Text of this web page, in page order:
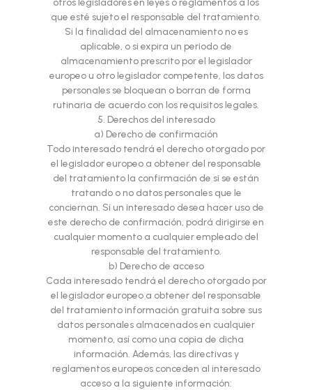
otros legisladores en leyes o reglamentos a los
que esté sujeto el responsable del tratamiento.
Si la finalidad del almacenamiento no es
aplicable, o si expira un periodo de
almacenamiento prescrito por el legislador
europeo u otro legislador competente, los datos
personales se bloquean o borran de forma
rutinaria de acuerdo con los requisitos legales.
5. Derechos del interesado
a) Derecho de confirmación
Todo interesado tendrá el derecho otorgado por
el legislador europeo a obtener del responsable
del tratamiento la confirmación de si se están
tratando o no datos personales que le
conciernan. Si un interesado desea hacer uso de
este derecho de confirmación, podrá dirigirse en
cualquier momento a cualquier empleado del
responsable del tratamiento.
b) Derecho de acceso
Cada interesado tendrá el derecho otorgado por
el legislador europeo a obtener del responsable
del tratamiento información gratuita sobre sus
datos personales almacenados en cualquier
momento, así como una copia de dicha
información. Además, las directivas y
reglamentos europeos conceden al interesado
acceso a la siguiente información: